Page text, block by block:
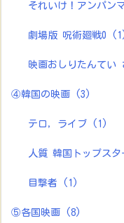
それいけ！アンパン
劇場版 呪術廻戦0
映画おしりたんてい
④韓国の映画 (3)
テロ，ライブ (1)
人質 韓国トップスタ
目撃者 (1)
⑤各国映画 (8)